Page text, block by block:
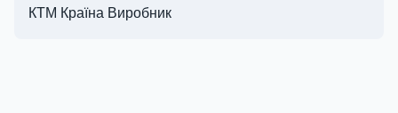
КТМ Країна Виробник